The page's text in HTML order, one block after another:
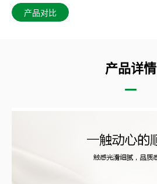
产品对比
产品详情